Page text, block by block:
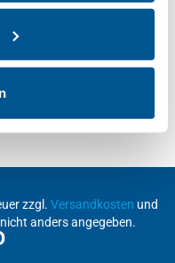
zzgl. Versandkosten und
anders angegeben.